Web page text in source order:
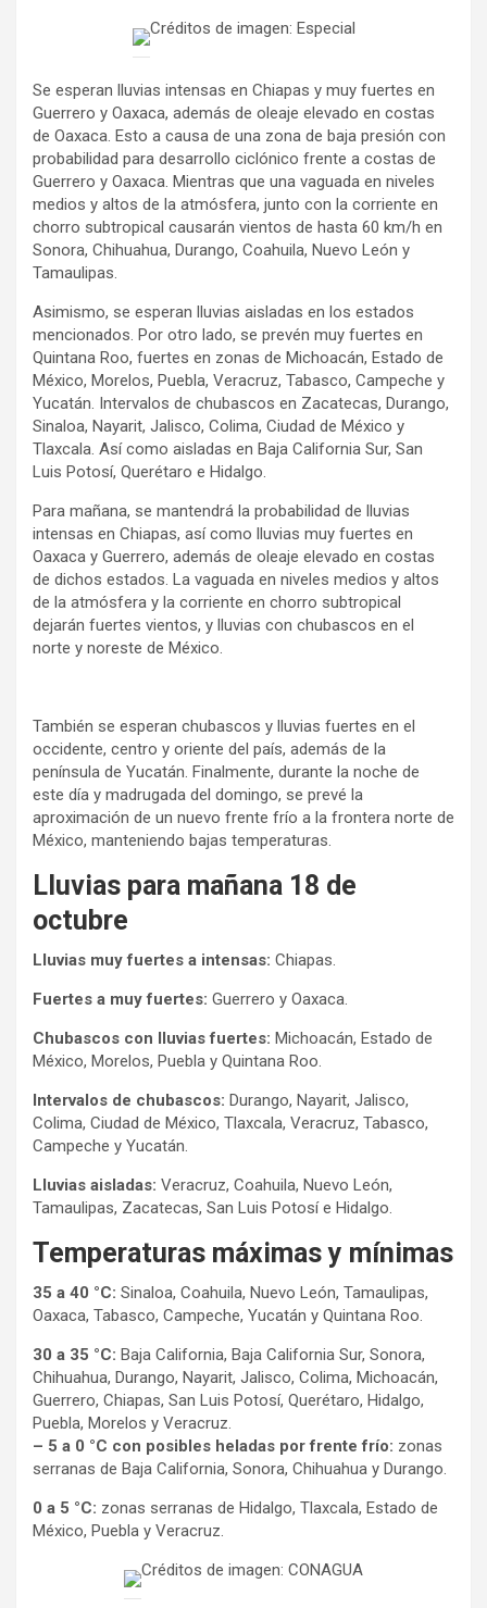
Créditos de imagen: Especial
Se esperan lluvias intensas en Chiapas y muy fuertes en
Guerrero y Oaxaca, además de oleaje elevado en costas
de Oaxaca. Esto a causa de una zona de baja presión con
probabilidad para desarrollo ciclónico frente a costas de
Guerrero y Oaxaca. Mientras que una vaguada en niveles
medios y altos de la atmósfera, junto con la corriente en
chorro subtropical causarán vientos de hasta 60 km/h en
Sonora, Chihuahua, Durango, Coahuila, Nuevo León y
Tamaulipas.
Asimismo, se esperan lluvias aisladas en los estados
mencionados. Por otro lado, se prevén muy fuertes en
Quintana Roo, fuertes en zonas de Michoacán, Estado de
México, Morelos, Puebla, Veracruz, Tabasco, Campeche y
Yucatán. Intervalos de chubascos en Zacatecas, Durango,
Sinaloa, Nayarit, Jalisco, Colima, Ciudad de México y
Tlaxcala. Así como aisladas en Baja California Sur, San
Luis Potosí, Querétaro e Hidalgo.
Para mañana, se mantendrá la probabilidad de lluvias
intensas en Chiapas, así como lluvias muy fuertes en
Oaxaca y Guerrero, además de oleaje elevado en costas
de dichos estados. La vaguada en niveles medios y altos
de la atmósfera y la corriente en chorro subtropical
dejarán fuertes vientos, y lluvias con chubascos en el
norte y noreste de México.
También se esperan chubascos y lluvias fuertes en el
occidente, centro y oriente del país, además de la
península de Yucatán. Finalmente, durante la noche de
este día y madrugada del domingo, se prevé la
aproximación de un nuevo frente frío a la frontera norte de
México, manteniendo bajas temperaturas.
Lluvias para mañana 18 de
octubre
Lluvias muy fuertes a intensas: Chiapas.
Fuertes a muy fuertes: Guerrero y Oaxaca.
Chubascos con lluvias fuertes: Michoacán, Estado de
México, Morelos, Puebla y Quintana Roo.
Intervalos de chubascos: Durango, Nayarit, Jalisco,
Colima, Ciudad de México, Tlaxcala, Veracruz, Tabasco,
Campeche y Yucatán.
Lluvias aisladas: Veracruz, Coahuila, Nuevo León,
Tamaulipas, Zacatecas, San Luis Potosí e Hidalgo.
Temperaturas máximas y mínimas
35 a 40 °C: Sinaloa, Coahuila, Nuevo León, Tamaulipas,
Oaxaca, Tabasco, Campeche, Yucatán y Quintana Roo.
30 a 35 °C: Baja California, Baja California Sur, Sonora,
Chihuahua, Durango, Nayarit, Jalisco, Colima, Michoacán,
Guerrero, Chiapas, San Luis Potosí, Querétaro, Hidalgo,
Puebla, Morelos y Veracruz.
– 5 a 0 °C con posibles heladas por frente frío: zonas
serranas de Baja California, Sonora, Chihuahua y Durango.
0 a 5 °C: zonas serranas de Hidalgo, Tlaxcala, Estado de
México, Puebla y Veracruz.
Créditos de imagen: CONAGUA